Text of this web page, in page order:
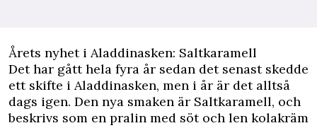
Årets nyhet i Aladdinasken: Saltkaramell
Det har gått hela fyra år sedan det senast skedde
ett skifte i Aladdinasken, men i år är det alltså
dags igen. Den nya smaken är Saltkaramell, och
beskrivs som en pralin med söt och len kolakräm